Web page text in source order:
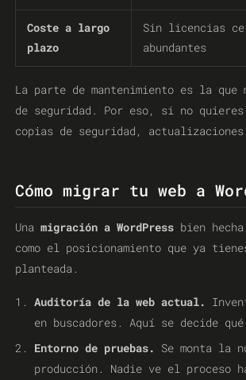
Coste a largo
plazo
Sin licencias
abundantes
La parte de mantenimiento es la
de seguridad. Por eso, si no
copias de seguridad,
Cómo migrar tu web a
Una migración a WordPress bien
como el posicionamiento que ya
planteada.
Auditoría de la web actual.
en buscadores. Aquí se decide
Entorno de pruebas. Se monta la
producción. Nadie ve el proceso